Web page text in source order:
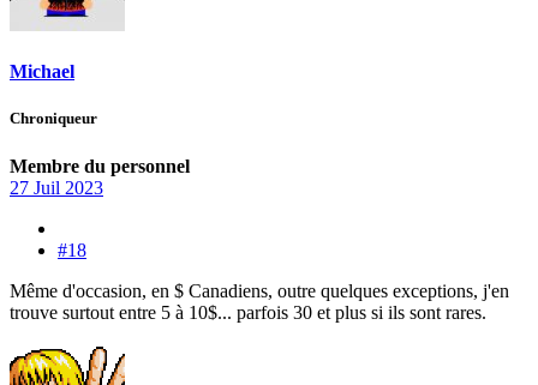
Michael
Chroniqueur
Membre du personnel
27 Juil 2023
#18
Même d'occasion, en $ Canadiens, outre quelques exceptions, j'en
trouve surtout entre 5 à 10$... parfois 30 et plus si ils sont rares.